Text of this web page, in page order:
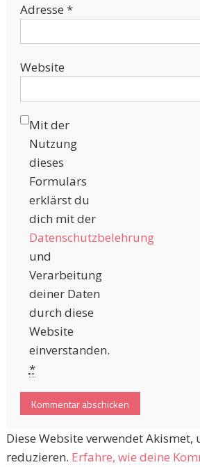
Adresse *
Website
Mit der
Nutzung
dieses
Formulars
erklärst du
dich mit der
Datenschutzbelehrung
und
Verarbeitung
deiner Daten
durch diese
Website
einverstanden.
*
Diese Website verwendet Akismet,
reduzieren. Erfahre, wie deine